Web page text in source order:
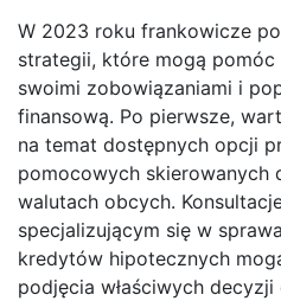
W 2023 roku frankowicze
strategii, które mogą
swoimi zobowiązaniami i
finansową. Po pierwsze,
na temat dostępnych opcji
pomocowych skierowanych
walutach obcych.
specjalizującym się w
kredytów hipotecznych
podjęcia właściwych